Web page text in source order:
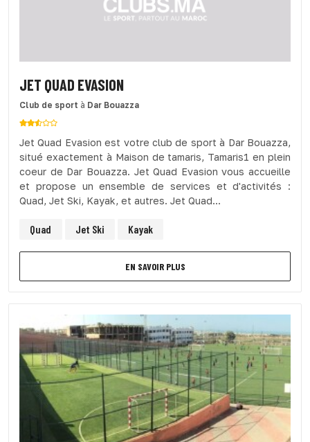
JET QUAD EVASION
Club de sport à Dar Bouazza
Jet Quad Evasion est votre club de sport à Dar Bouazza,
situé exactement à Maison de tamaris, Tamaris1 en plein
coeur de Dar Bouazza. Jet Quad Evasion vous accueille
et propose un ensemble de services et d'activités :
Quad, Jet Ski, Kayak, et autres. Jet Quad...
Quad Jet Ski Kayak
EN SAVOIR PLUS